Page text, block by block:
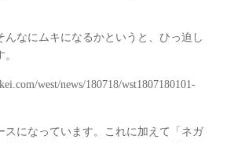
んなにムキになるかというと、ひっ迫し
west/news/180718/wst1807180101-
スになっています。これに加えて「ネガ